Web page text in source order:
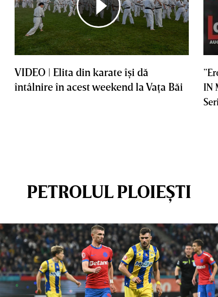
VIDEO | Elita din karate îşi dă
întâlnire în acest weekend la Vaţa Băi
IN
PETROLUL PLOIEȘTI